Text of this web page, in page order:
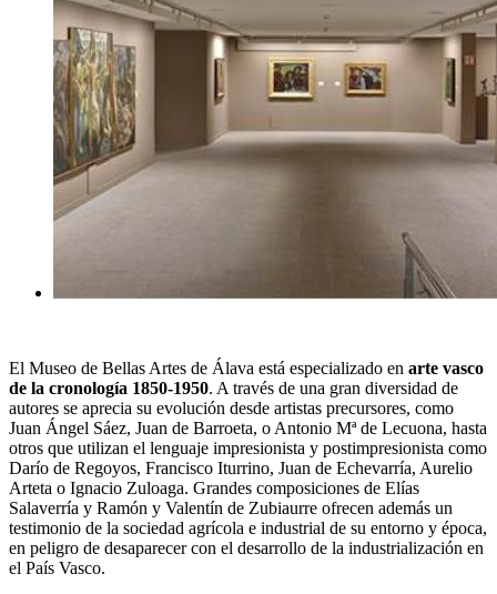
El Museo de Bellas Artes de Álava está especializado en arte vasco
de la cronología 1850-1950. A través de una gran diversidad de
autores se aprecia su evolución desde artistas precursores, como
Juan Ángel Sáez, Juan de Barroeta, o Antonio Mª de Lecuona, hasta
otros que utilizan el lenguaje impresionista y postimpresionista como
Darío de Regoyos, Francisco Iturrino, Juan de Echevarría, Aurelio
Arteta o Ignacio Zuloaga. Grandes composiciones de Elías
Salaverría y Ramón y Valentín de Zubiaurre ofrecen además un
testimonio de la sociedad agrícola e industrial de su entorno y época,
en peligro de desaparecer con el desarrollo de la industrialización en
el País Vasco.